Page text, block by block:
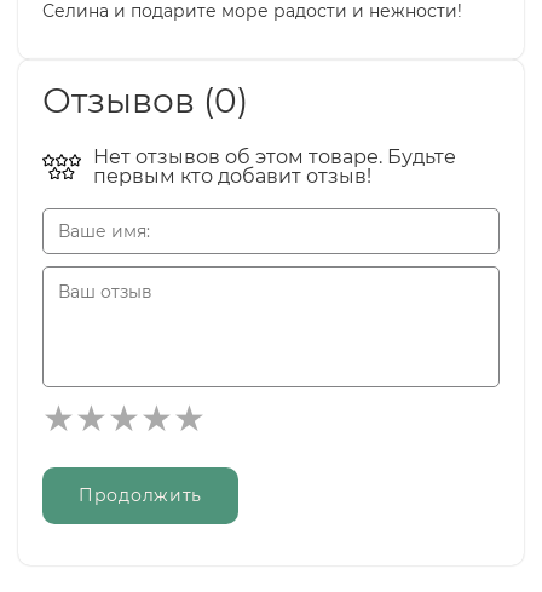
Селина и подарите море радости и нежности!
Отзывов (0)
Нет отзывов об этом товаре. Будьте
первым кто добавит отзыв!
Продолжить